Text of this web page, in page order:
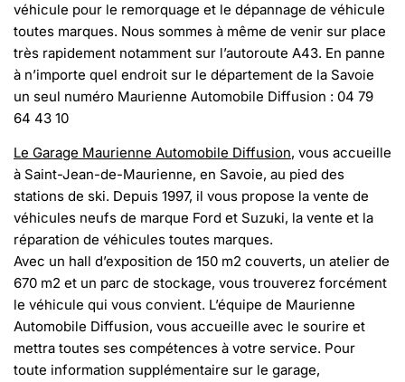
véhicule pour le remorquage et le dépannage de véhicule
toutes marques. Nous sommes à même de venir sur place
très rapidement notamment sur l’autoroute A43. En panne
à n’importe quel endroit sur le département de la Savoie
un seul numéro Maurienne Automobile Diffusion : 04 79
64 43 10
Le Garage Maurienne Automobile Diffusion, vous accueille
à Saint-Jean-de-Maurienne, en Savoie, au pied des
stations de ski. Depuis 1997, il vous propose la vente de
véhicules neufs de marque Ford et Suzuki, la vente et la
réparation de véhicules toutes marques.
Avec un hall d’exposition de 150 m2 couverts, un atelier de
670 m2 et un parc de stockage, vous trouverez forcément
le véhicule qui vous convient. L’équipe de Maurienne
Automobile Diffusion, vous accueille avec le sourire et
mettra toutes ses compétences à votre service. Pour
toute information supplémentaire sur le garage,